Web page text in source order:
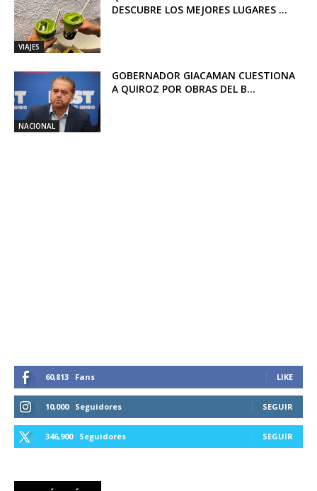
VIAJES
DESCUBRE LOS MEJORES LUGARES ...
NACIONAL
GOBERNADOR GIACAMAN CUESTIONA
A QUIROZ POR OBRAS DEL B...
60,813 Fans LIKE
10,000 Seguidores SEGUIR
346,900 Seguidores SEGUIR